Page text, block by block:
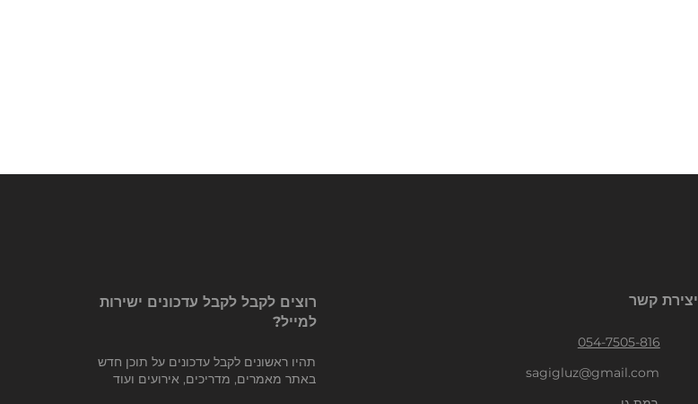
רוצים לקבל לקבל עדכונים ישירות
למייל?
תהיו ראשונים לקבל עדכונים על תוכן חדש
באתר מאמרים, מדריכים, אירועים ועוד
יצירת קשר
054-7505-816
sagigluz@gmail.com